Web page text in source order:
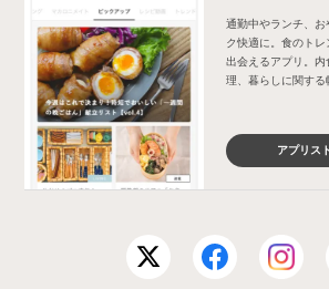
通勤中やランチ、
ク快適に。食のト
出会えるアプリ。
理、暮らしに関する
アプリス